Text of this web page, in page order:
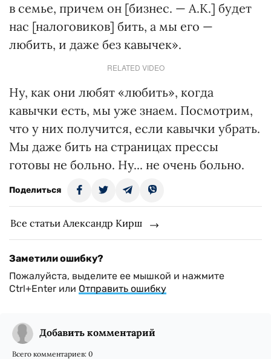
в семье, причем он [бизнес. — А.К.] будет
нас [налоговиков] бить, а мы его —
любить, и даже без кавычек».
RELATED VIDEO
Ну, как они любят «любить», когда
кавычки есть, мы уже знаем. Посмотрим,
что у них получится, если кавычки убрать.
Мы даже бить на страницах прессы
готовы не больно. Ну... не очень больно.
Поделиться
Все статьи Александр Кирш
Заметили ошибку?
Пожалуйста, выделите ее мышкой и нажмите
Ctrl+Enter или Отправить ошибку
Добавить комментарий
Всего комментариев: 0